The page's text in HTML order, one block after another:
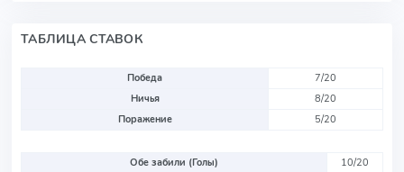
ТАБЛИЦА СТАВОК
Победа
7/20
Ничья
8/20
Поражение
5/20
Обе забили (Голы)
10/20